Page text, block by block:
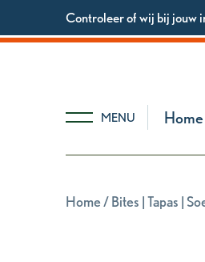
Controleer of wij bij jouw
MENU Home
Home/Bites | Tapas |